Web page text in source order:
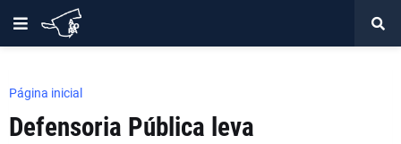
Página inicial
Defensoria Pública leva